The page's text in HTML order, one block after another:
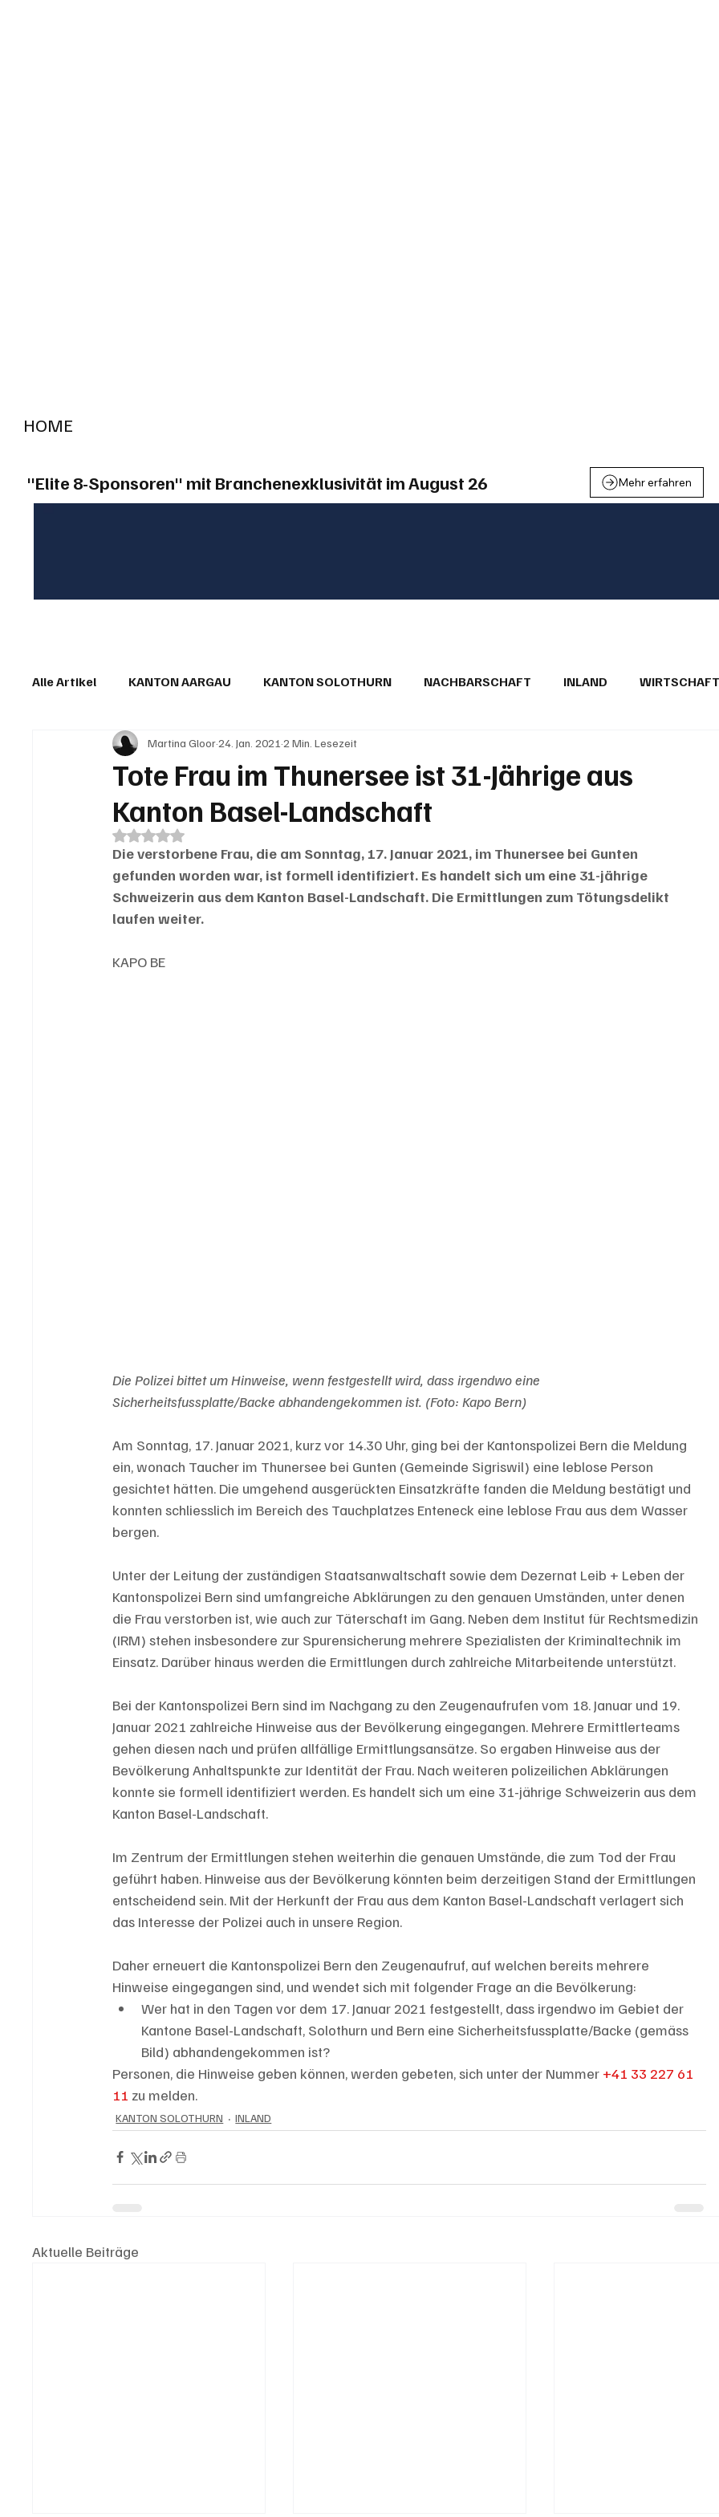
HOME
"Elite 8-Sponsoren" mit Branchenexklusivität im August 26 Mehr erfahren
Alle Artikel KANTON AARGAU KANTON SOLOTHURN NACHBARSCHAFT INLAND WIRTSCHAFT
IN EIGENER SACHE KOMMENTARE LESERBRIEFE
Tote Frau im Thunersee ist 31-Jährige aus
Kanton Basel-Landschaft
Martina Gloor24. Jan. 2021 2 Min. Lesezeit
Mit NaN von 5 Sternen bewertet.
Die verstorbene Frau, die am Sonntag, 17. Januar 2021, im Thunersee bei Gunten
gefunden worden war, ist formell identifiziert. Es handelt sich um eine 31-jährige
Schweizerin aus dem Kanton Basel-Landschaft. Die Ermittlungen zum Tötungsdelikt
laufen weiter.
KAPO BE
Die Polizei bittet um Hinweise, wenn festgestellt wird, dass irgendwo eine
Sicherheitsfussplatte/Backe abhandengekommen ist. (Foto: Kapo Bern)
Am Sonntag, 17. Januar 2021, kurz vor 14.30 Uhr, ging bei der Kantonspolizei Bern die Meldung
ein, wonach Taucher im Thunersee bei Gunten (Gemeinde Sigriswil) eine leblose Person
gesichtet hätten. Die umgehend ausgerückten Einsatzkräfte fanden die Meldung bestätigt und
konnten schliesslich im Bereich des Tauchplatzes Enteneck eine leblose Frau aus dem Wasser
bergen.
Unter der Leitung der zuständigen Staatsanwaltschaft sowie dem Dezernat Leib + Leben der
Kantonspolizei Bern sind umfangreiche Abklärungen zu den genauen Umständen, unter denen
die Frau verstorben ist, wie auch zur Täterschaft im Gang. Neben dem Institut für Rechtsmedizin
(IRM) stehen insbesondere zur Spurensicherung mehrere Spezialisten der Kriminaltechnik im
Einsatz. Darüber hinaus werden die Ermittlungen durch zahlreiche Mitarbeitende unterstützt.
Bei der Kantonspolizei Bern sind im Nachgang zu den Zeugenaufrufen vom 18. Januar und 19.
Januar 2021 zahlreiche Hinweise aus der Bevölkerung eingegangen. Mehrere Ermittlerteams
gehen diesen nach und prüfen allfällige Ermittlungsansätze. So ergaben Hinweise aus der
Bevölkerung Anhaltspunkte zur Identität der Frau. Nach weiteren polizeilichen Abklärungen
konnte sie formell identifiziert werden. Es handelt sich um eine 31-jährige Schweizerin aus dem
Kanton Basel-Landschaft.
Im Zentrum der Ermittlungen stehen weiterhin die genauen Umstände, die zum Tod der Frau
geführt haben. Hinweise aus der Bevölkerung könnten beim derzeitigen Stand der Ermittlungen
entscheidend sein. Mit der Herkunft der Frau aus dem Kanton Basel-Landschaft verlagert sich
das Interesse der Polizei auch in unsere Region.
Daher erneuert die Kantonspolizei Bern den Zeugenaufruf, auf welchen bereits mehrere
Hinweise eingegangen sind, und wendet sich mit folgender Frage an die Bevölkerung:
Wer hat in den Tagen vor dem 17. Januar 2021 festgestellt, dass irgendwo im Gebiet der
Kantone Basel-Landschaft, Solothurn und Bern eine Sicherheitsfussplatte/Backe (gemäss
Bild) abhandengekommen ist?
Personen, die Hinweise geben können, werden gebeten, sich unter der Nummer +41 33 227 61
11 zu melden.
KANTON SOLOTHURN INLAND
Aktuelle Beiträge